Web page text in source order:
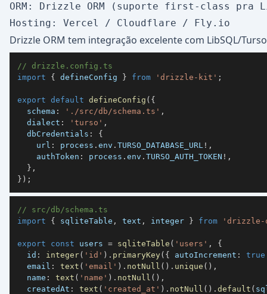
ORM: Drizzle ORM (suporte first-class pra
Drizzle ORM tem integração excelente com LibSQL/
// drizzle.config.ts
import
{ defineConfig } from 'drizzle-kit' ;
export default defineConfig ( {
  schema
: './src/db/schema.ts' ,
  dialect
: 'turso' ,
  dbCredentials
:
{
    url
: process . env . TURSO_DATABASE_URL ! ,
    authToken
: process . env . TURSO_AUTH_TOKEN ! ,
} ,
} ) ;
// src/db/schema.ts
import
{ sqliteTable , text , integer } from 'drizzle-
export const users = sqliteTable ( 'users' ,
{
  id
: integer( 'id' ) . primaryKey( { autoIncrement :
true
  email
: text ( 'email' ) . notNull ( ) . unique ( ) ,
  name
: text ( 'name' ) . notNull ( ) ,
  createdAt
: text ( 'created_at' ) . notNull ( ) . default (